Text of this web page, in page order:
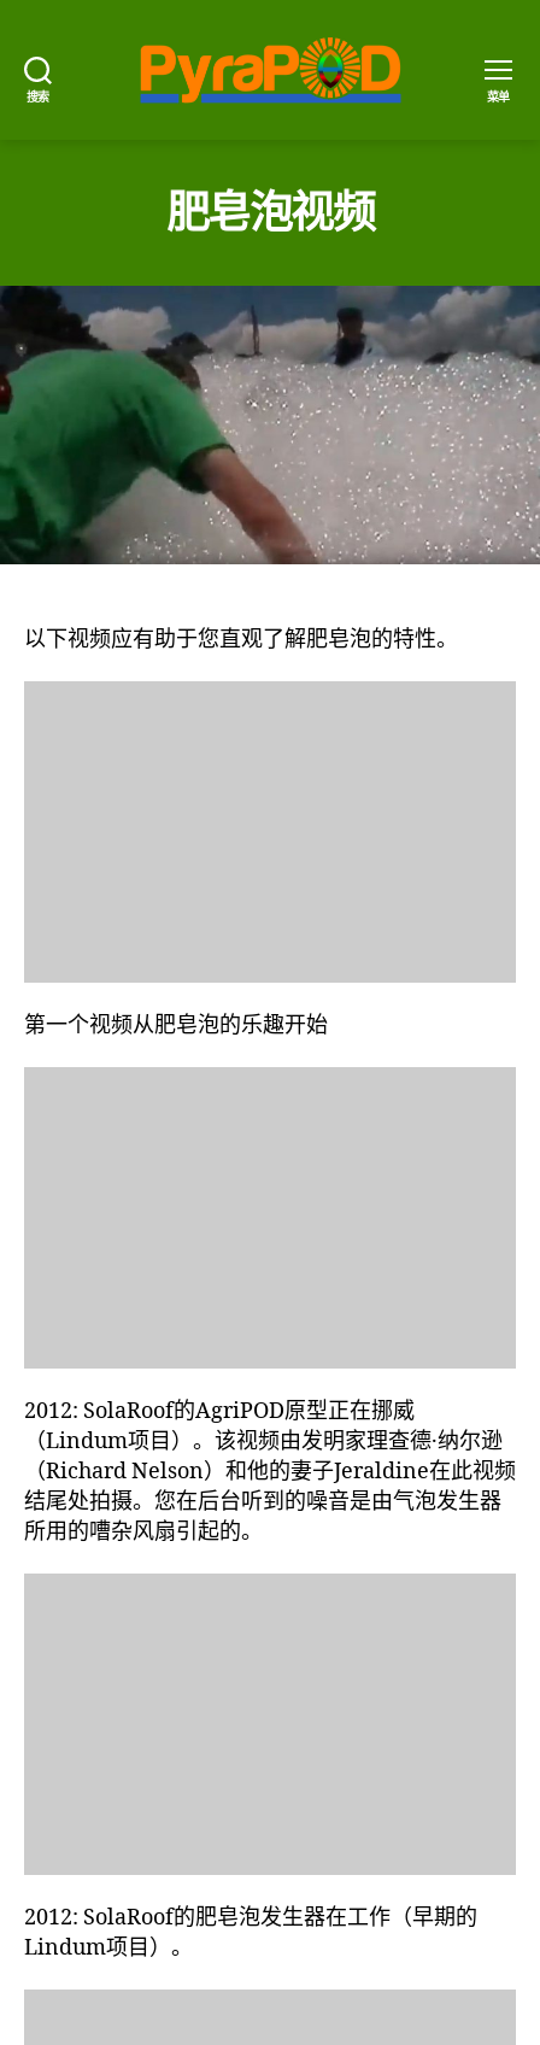
搜索
荚
与
菜单
肥皂泡视频
以下视频应有助于您直观了解肥皂泡的特性。
第一个视频从肥皂泡的乐趣开始
2012: SolaRoof的AgriPOD原型正在挪威
（Lindum项目）。该视频由发明家理查德·纳尔逊
（Richard Nelson）和他的妻子Jeraldine在此视频
结尾处拍摄。您在后台听到的噪音是由气泡发生器
所用的嘈杂风扇引起的。
2012: SolaRoof的肥皂泡发生器在工作（早期的
Lindum项目）。